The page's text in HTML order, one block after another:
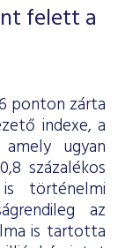
felett a
ponton zárta
indexe, a
ugyan
százalékos
történelmi
az
is tartotta